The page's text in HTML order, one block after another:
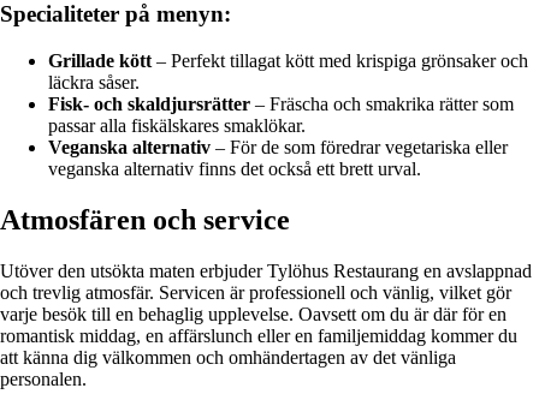
Specialiteter på menyn:
Grillade kött – Perfekt tillagat kött med krispiga grönsaker och
läckra såser.
Fisk- och skaldjursrätter – Fräscha och smakrika rätter som
passar alla fiskälskares smaklökar.
Veganska alternativ – För de som föredrar vegetariska eller
veganska alternativ finns det också ett brett urval.
Atmosfären och service
Utöver den utsökta maten erbjuder Tylöhus Restaurang en avslappnad
och trevlig atmosfär. Servicen är professionell och vänlig, vilket gör
varje besök till en behaglig upplevelse. Oavsett om du är där för en
romantisk middag, en affärslunch eller en familjemiddag kommer du
att känna dig välkommen och omhändertagen av det vänliga
personalen.